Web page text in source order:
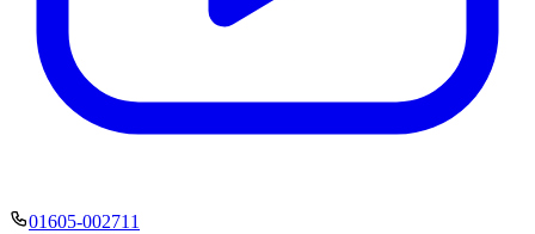
01605-002711